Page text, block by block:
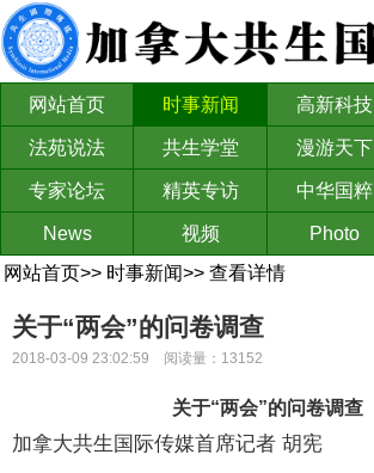
网站首页 时事新闻 高新科技
法苑说法 共生学堂 漫游天下
专家论坛 精英专访 中华国粹
News 视频 Photo
网站首页>> 时事新闻>> 查看详情
关于“两会”的问卷调查
2018-03-09 23:02:59 阅读量：13152
关于“两会”的问卷调查
加拿大共生国际传媒首席记者 胡宪